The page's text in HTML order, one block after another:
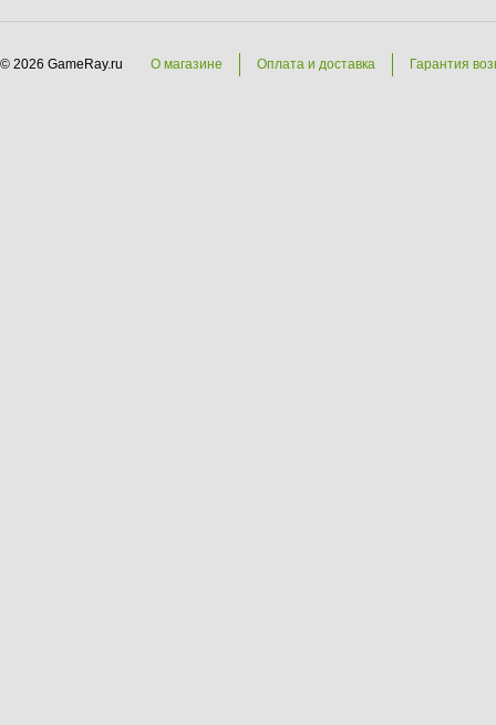
© 2026 GameRay.ru О магазине Оплата и доставка Гарантия